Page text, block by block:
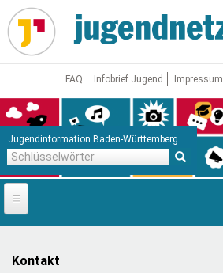
Direkt
zum
Inhalt
FAQ Infobrief Jugend Impressum
Jugendinformation Baden-Württemberg
Startseite
News
Kontakt